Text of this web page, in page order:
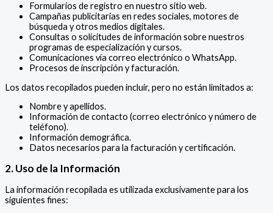
Formularios de registro en nuestro sitio web.
Campañas publicitarias en redes sociales, motores de
búsqueda y otros medios digitales.
Consultas o solicitudes de información sobre nuestros
programas de especialización y cursos.
Comunicaciones vía correo electrónico o WhatsApp.
Procesos de inscripción y facturación.
Los datos recopilados pueden incluir, pero no están limitados a:
Nombre y apellidos.
Información de contacto (correo electrónico y número de
teléfono).
Información demográfica.
Datos necesarios para la facturación y certificación.
2. Uso de la Información
La información recopilada es utilizada exclusivamente para los
siguientes fines: